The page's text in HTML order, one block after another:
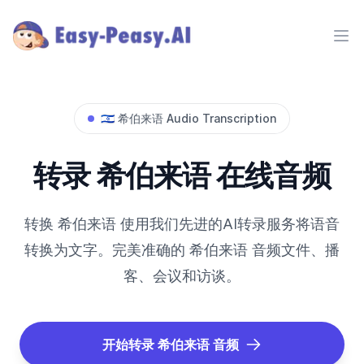
🇮🇱 希伯来语 Audio Transcription
转录希伯来语在线音频
转换 希伯来语 使用我们先进的AI转录服务将语音
转换为文字。完美准确的 希伯来语 音频文件、播
客、会议和访谈。
开始转录 希伯来语 音频